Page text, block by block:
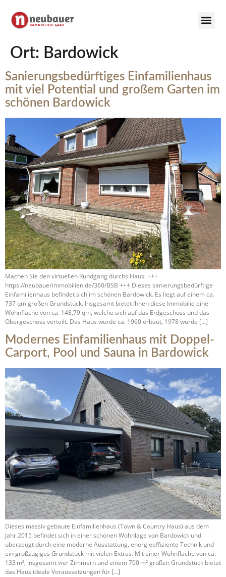
Ort: Bardowick
Sanierungsbedürftiges Einfamilienhaus
mit viel Potential und großem Garten im
schönen Bardowick
Machen Sie den virtuellen Rundgang durchs Haus: +++
https://neubauerimmobilien.de/360/BSB +++ Dieses sanierungsbedürftige
Einfamilienhaus befindet sich im schönen Bardowick. Es liegt auf einem ca.
737 qm großen Grundstück. Insgesamt bietet Ihnen diese Immobilie eine
Wohnfläche von ca. 148,79 qm, welche sich auf das Erdgeschoss und das
Obergeschoss verteilt. Das Haus wurde ca. 1960 erbaut, 1978 wurde […]
Modernes Einfamilienhaus mit Doppel-
Carport, Pool und Sauna in Bardowick
Dieses massiv gebaute Einfamilienhaus (Town & Country Haus) aus dem
Jahr 2015 befindet sich in einer schönen Wohnlage von Bardowick und
überzeugt durch eine moderne Ausstattung, energieeffiziente Technik und
ein großzügiges Grundstück mit vielen Extras. Mit einer Wohnfläche von ca.
133 m², insgesamt vier Zimmern und einem 700 m² großen Grundstück bietet
das Haus ideale Voraussetzungen für […]